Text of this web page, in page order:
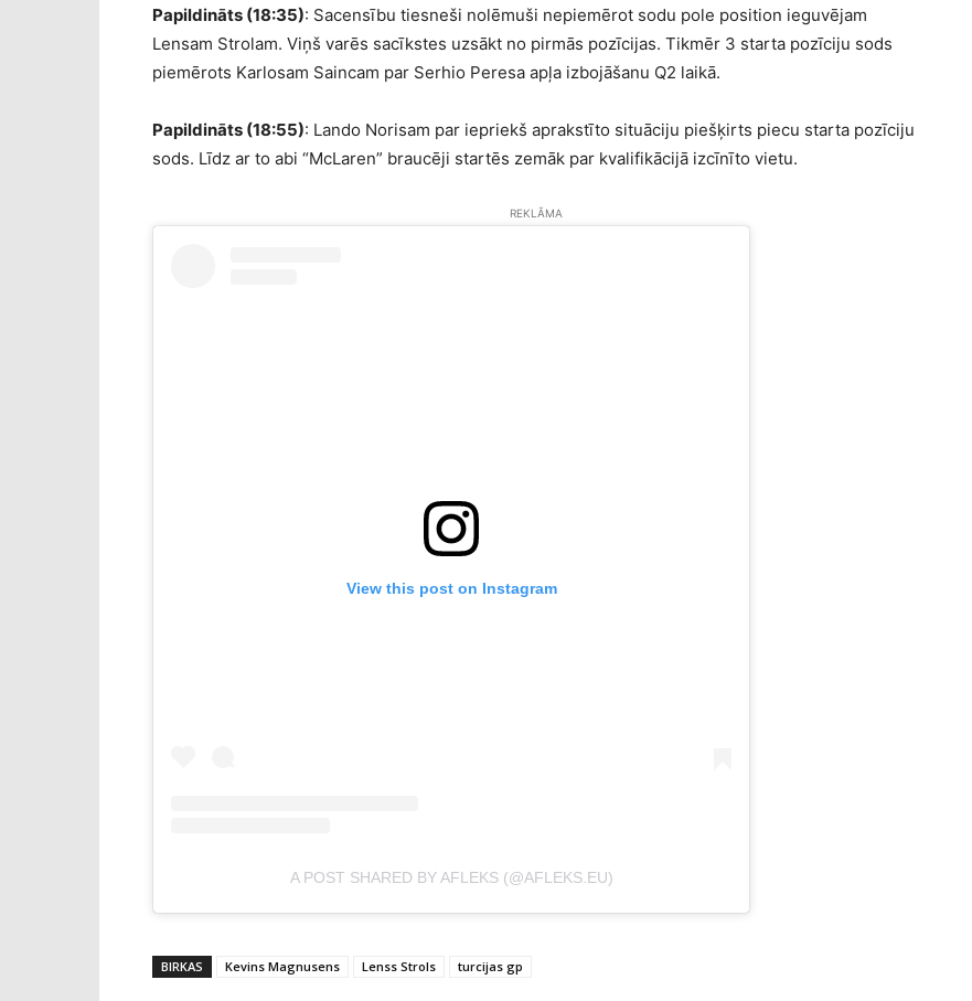
Papildināts (18:35): Sacensību tiesneši nolēmuši nepiemērot sodu pole position ieguvējam
Lensam Strolam. Viņš varēs sacīkstes uzsākt no pirmās pozīcijas. Tikmēr 3 starta pozīciju sods
piemērots Karlosam Saincam par Serhio Peresa apļa izbojāšanu Q2 laikā.
Papildināts (18:55): Lando Norisam par iepriekš aprakstīto situāciju piešķirts piecu starta pozīciju
sods. Līdz ar to abi “McLaren” braucēji startēs zemāk par kvalifikācijā izcīnīto vietu.
REKLĀMA
View this post on Instagram
A POST SHARED BY AFLEKS (@AFLEKS.EU)
BIRKAS Kevins Magnusens Lenss Strols turcijas gp